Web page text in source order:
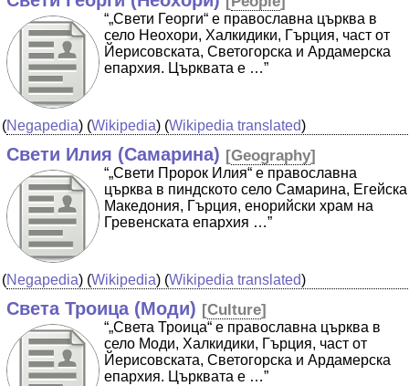
“„Свети Георги“ е православна църква в
село Неохори, Халкидики, Гърция, част от
Йерисовската, Светогорска и Ардамерска
епархия. Църквата е …”
(Negapedia) (Wikipedia) (Wikipedia translated)
Свети Илия (Самарина) [Geography]
“„Свети Пророк Илия“ е православна
църква в пиндското село Самарина, Егейска
Македония, Гърция, енорийски храм на
Гревенската епархия …”
(Negapedia) (Wikipedia) (Wikipedia translated)
Света Троица (Моди) [Culture]
“„Света Троица“ е православна църква в
село Моди, Халкидики, Гърция, част от
Йерисовската, Светогорска и Ардамерска
епархия. Църквата е …”